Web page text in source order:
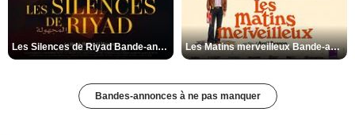
Les Silences de Riyad Bande-annonce VO STFR Les Matins merveilleux Bande-annonce VF
Bandes-annonces à ne pas manquer